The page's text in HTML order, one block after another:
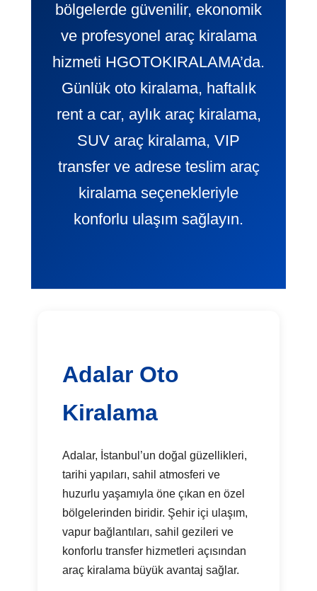
bölgelerde güvenilir, ekonomik
ve profesyonel araç kiralama
hizmeti HGOTOKIRALAMA’da.
Günlük oto kiralama, haftalık
rent a car, aylık araç kiralama,
SUV araç kiralama, VIP
transfer ve adrese teslim araç
kiralama seçenekleriyle
konforlu ulaşım sağlayın.
Adalar Oto
Kiralama
Adalar, İstanbul’un doğal güzellikleri,
tarihi yapıları, sahil atmosferi ve
huzurlu yaşamıyla öne çıkan en özel
bölgelerinden biridir. Şehir içi ulaşım,
vapur bağlantıları, sahil gezileri ve
konforlu transfer hizmetleri açısından
araç kiralama büyük avantaj sağlar.